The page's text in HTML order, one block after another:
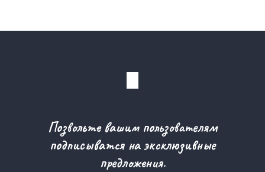
Позвольте вашим пользователям
подписыватся на эксклюзивные
предложения.